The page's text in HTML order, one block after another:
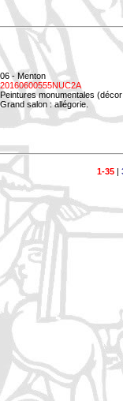
06 - Menton
20160600555NUC2A
Peintures monumentales
Grand salon : allégorie.
1-35|